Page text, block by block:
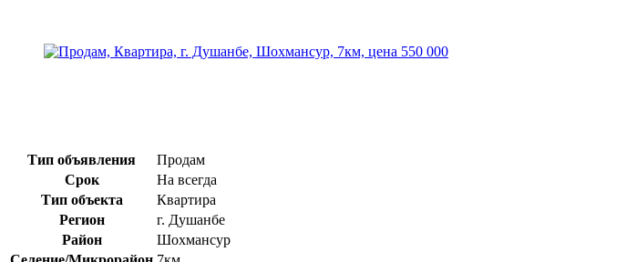
Тип объявления
Продам
Срок
На всегда
Тип объекта
Квартира
Регион
г. Душанбе
Район
Шохмансур